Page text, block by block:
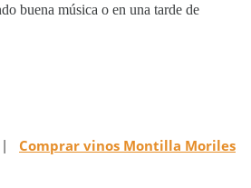
buena música o en una tarde de
| Comprar vinos Montilla Moriles